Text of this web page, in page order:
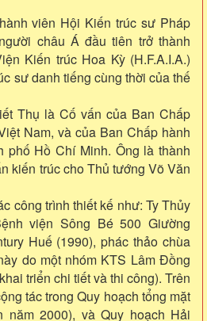
viên Hội Kiến trúc sư Pháp
châu Á đầu tiên trở thành
Kiến trúc Hoa Kỳ (H.F.A.I.A.)
sư danh tiếng cùng thời của thế
Thụ là Cố vấn của Ban Chấp
Nam, và của Ban Chấp hành
phố Hồ Chí Minh. Ông là thành
kiến trúc cho Thủ tướng Võ Văn
công trình thiết kế như: Ty Thủy
viện Sông Bé 500 Giường
Huế (1990), phác thảo chùa
do một nhóm KTS Lâm Đồng
triển chi tiết và thi công). Trên
tác trong Quy hoạch tổng mặt
năm 2000), và Quy hoạch Hải